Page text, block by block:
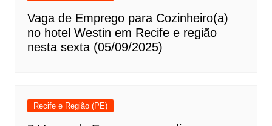
Vaga de Emprego para Cozinheiro(a)
no hotel Westin em Recife e região
nesta sexta (05/09/2025)
Recife e Região (PE)